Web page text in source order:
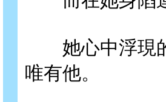
她心中浮現的
唯有他。